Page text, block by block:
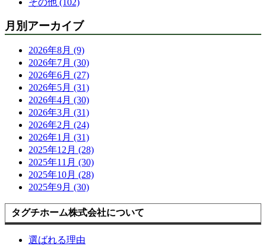
その他 (102)
月別アーカイブ
2026年8月 (9)
2026年7月 (30)
2026年6月 (27)
2026年5月 (31)
2026年4月 (30)
2026年3月 (31)
2026年2月 (24)
2026年1月 (31)
2025年12月 (28)
2025年11月 (30)
2025年10月 (28)
2025年9月 (30)
タグチホーム株式会社について
選ばれる理由